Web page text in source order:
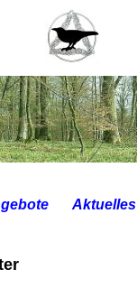
Aktuelles